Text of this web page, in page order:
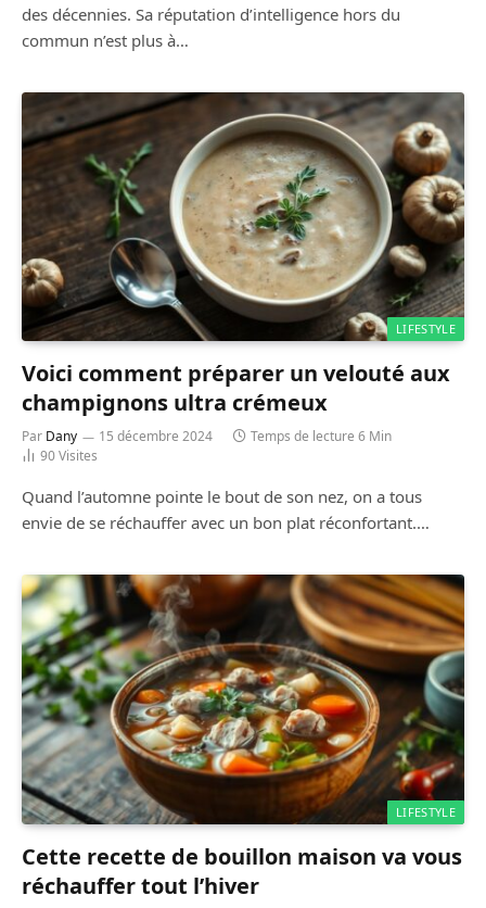
des décennies. Sa réputation d’intelligence hors du
commun n’est plus à…
LIFESTYLE
Voici comment préparer un velouté aux
champignons ultra crémeux
Par Dany 15 décembre 2024
Temps de lecture 6 Min
90Visites
Quand l’automne pointe le bout de son nez, on a tous
envie de se réchauffer avec un bon plat réconfortant.…
LIFESTYLE
Cette recette de bouillon maison va vous
réchauffer tout l’hiver